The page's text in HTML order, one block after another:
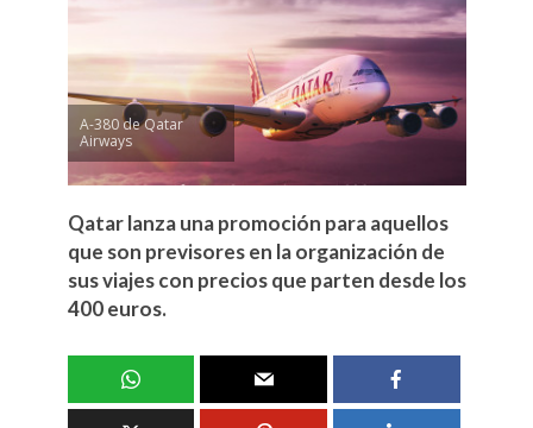
A-380 de Qatar
Airways
Qatar lanza una promoción para aquellos
que son previsores en la organización de
sus viajes con precios que parten desde los
400 euros.